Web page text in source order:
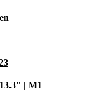
| M1